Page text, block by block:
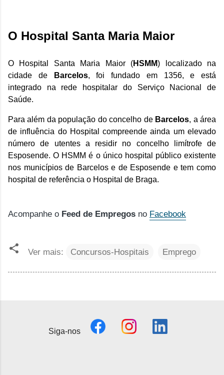
O Hospital Santa Maria Maior
O Hospital Santa Maria Maior (HSMM) localizado na
cidade de
Barcelos, foi fundado em 1356, e está
integrado na rede hospitalar do Serviço Nacional de
Saúde.
Para além da população do concelho de Barcelos, a área
de influência do Hospital compreende ainda um elevado
número de utentes a residir no concelho limítrofe de
Esposende. O HSMM é o único hospital público existente
nos municípios de Barcelos e de Esposende e tem como
hospital de referência o Hospital de Braga.
Acompanhe o Feed de Empregos no Facebook
Ver mais: Concursos-Hospitais Emprego
Siga-nos